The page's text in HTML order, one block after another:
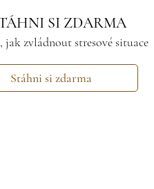
SI ZDARMA
jak zvládnout stresové situace
Stáhni si zdarma